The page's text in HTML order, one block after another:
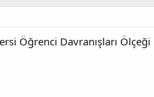
Öğrenci Davranışları Ölçeği